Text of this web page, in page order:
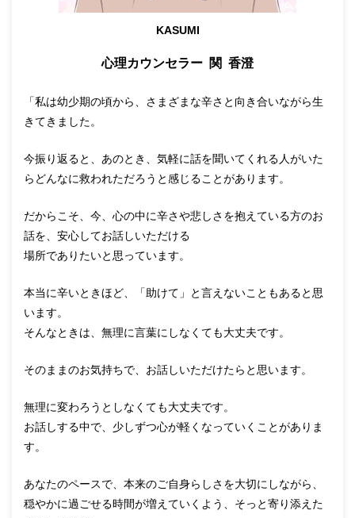
KASUMI
心理カウンセラー 関 香澄
「私は幼少期の頃から、さまざまな辛さと向き合いながら生
きてきました。
今振り返ると、あのとき、気軽に話を聞いてくれる人がいた
らどんなに救われただろうと感じることがあります。
だからこそ、今、心の中に辛さや悲しさを抱えている方のお
話を、安心してお話しいただける
場所でありたいと思っています。
本当に辛いときほど、「助けて」と言えないこともあると思
います。
そんなときは、無理に言葉にしなくても大丈夫です。
そのままのお気持ちで、お話しいただけたらと思います。
無理に変わろうとしなくても大丈夫です。
お話しする中で、少しずつ心が軽くなっていくことがありま
す。
あなたのペースで、本来のご自身らしさを大切にしながら、
穏やかに過ごせる時間が増えていくよう、そっと寄り添えた